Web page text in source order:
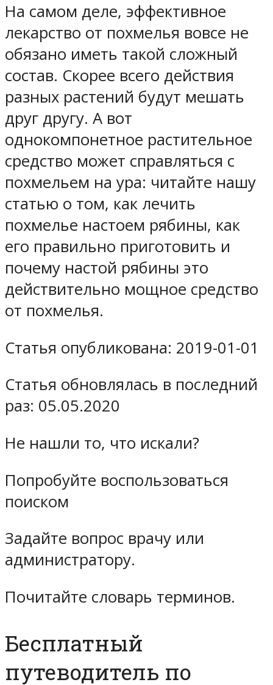
На самом деле, эффективное
лекарство от похмелья вовсе не
обязано иметь такой сложный
состав. Скорее всего действия
разных растений будут мешать
друг другу. А вот
однокомпонетное растительное
средство может справляться с
похмельем на ура: читайте нашу
статью о том, как лечить
похмелье настоем рябины, как
его правильно приготовить и
почему настой рябины это
действительно мощное средство
от похмелья.
Статья опубликована: 2019-01-01
Статья обновлялась в последний
раз: 05.05.2020
Не нашли то, что искали?
Попробуйте воспользоваться
поиском
Задайте вопрос врачу или
администратору.
Почитайте словарь терминов.
Бесплатный
путеводитель по